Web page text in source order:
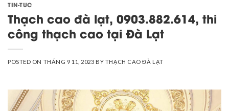
TIN-TUC
Thạch cao đà lạt, 0903.882.614, thi
công thạch cao tại Đà Lạt
POSTED ON THÁNG 9 11, 2023 BY THẠCH CAO ĐÀ LẠT